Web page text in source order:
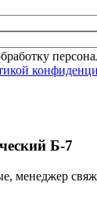
Б-7
менеджер